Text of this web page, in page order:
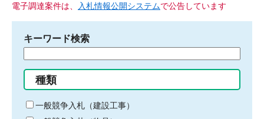
電子調達案件は、 入札情報公開システムで公告しています
キーワード検索
る
キ
ー
種類
一般競争入札（建設工事）